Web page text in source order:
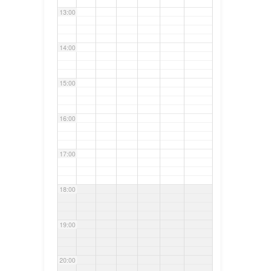
13:00
14:00
15:00
16:00
17:00
18:00
19:00
20:00